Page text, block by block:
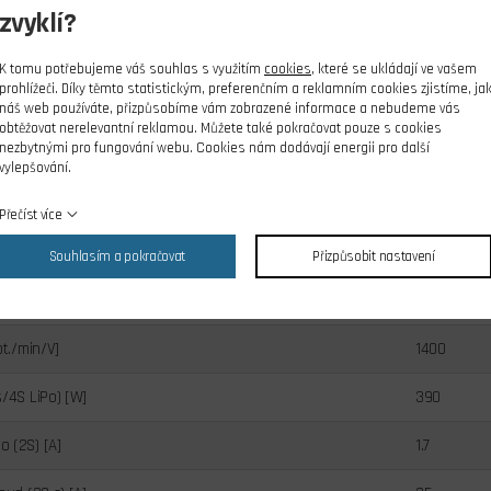
otáček.
C3530-1400 je konstruován pro přední i zadní montáž. Při
zasahují do čela motoru v rozmezí 4-5 mm. Páry otvorů pro
25 a 19 mm. Motorová přepážka by měla být z 3-4 mm letecké
spolu s motorem.
motor C3530-1400 s kabely s připájenými 3,5 mm zlacenými
min/V] 1400
4S LiPo) [W] 390
(2S) [A] 1.7
zvyklí?
K tomu potřebujeme váš souhlas s využitím cookies, které se ukládají ve vašem
prohlížeči. Díky těmto statistickým, preferenčním a reklamním cookies zjistíme, jak
náš web používáte, přizpůsobíme vám zobrazené informace a nebudeme vás
obtěžovat nerelevantní reklamou. Můžete také pokračovat pouze s cookies
nezbytnými pro fungování webu. Cookies nám dodávají energii pro další
vylepšování.
Přečíst více
Souhlasím a pokračovat Přizpůsobit nastavení